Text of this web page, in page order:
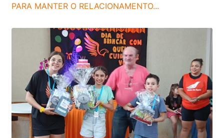
PARA MANTER O RELACIONAMENTO...